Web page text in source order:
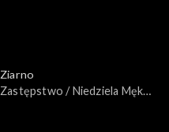
Ziarno
Zastępstwo / Niedziela Męki